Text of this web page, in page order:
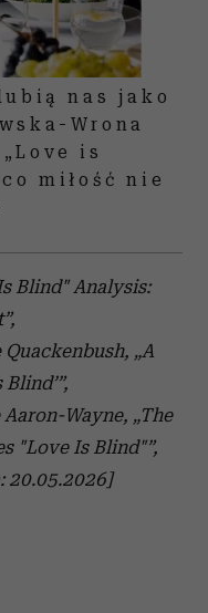
nas jako
Wrona
is
miłość nie
Blind" Analysis:
„A
Wayne, „The
"Love Is Blind"”,
20.05.2026]